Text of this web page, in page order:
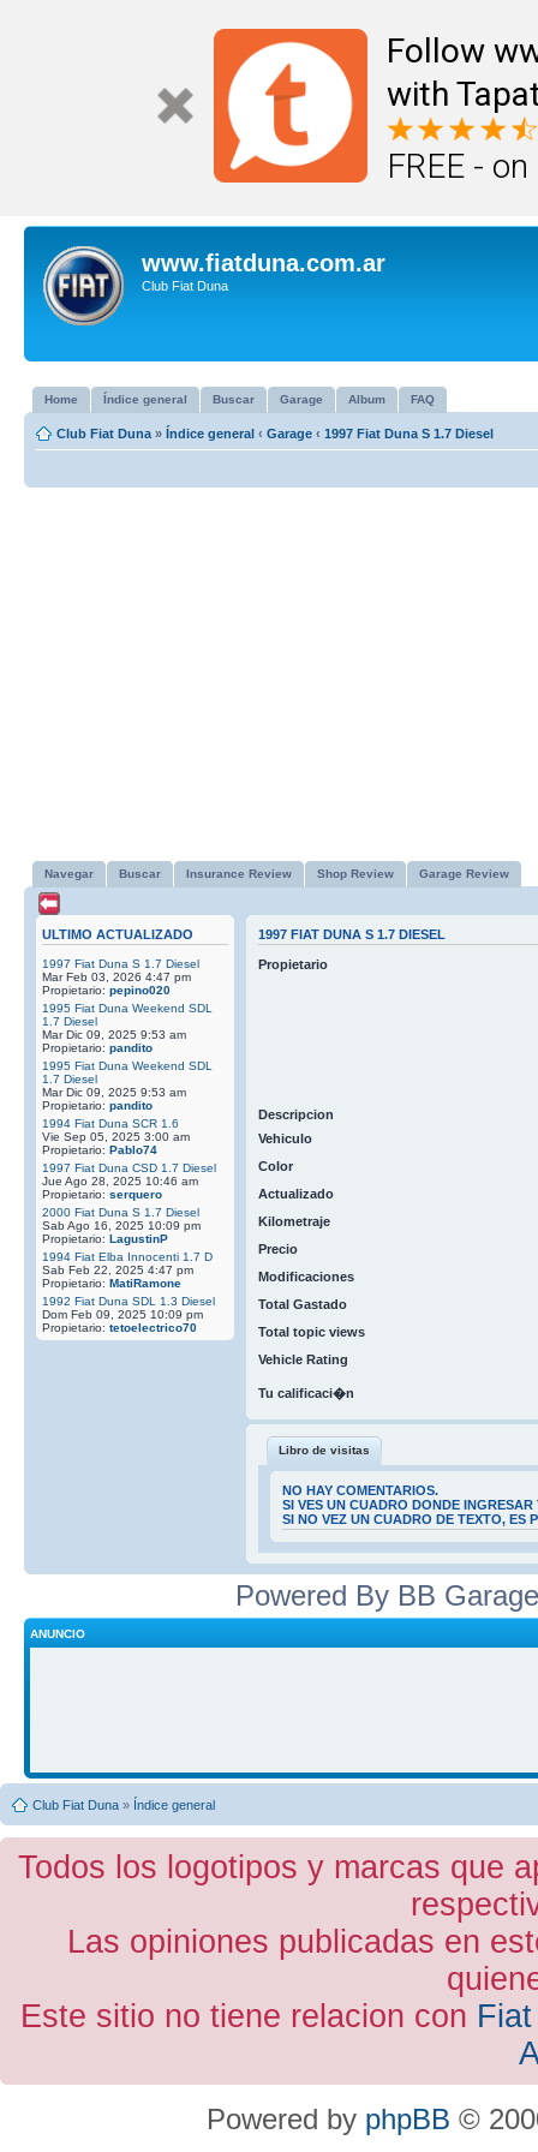
Follow
with
FREE -
www.fiatduna.com.ar
Club Fiat Duna
Home Índice general Buscar Garage Album FAQ
Club Fiat Duna » Índice general ‹ Garage ‹ 1997 Fiat Duna S 1.7 Diesel
Navegar Buscar Insurance Review Shop Review Garage Review
ULTIMO ACTUALIZADO
1997 Fiat Duna S 1.7 Diesel
Mar Feb 03, 2026 4:47 pm
Propietario: pepino020
1995 Fiat Duna Weekend SDL
1.7 Diesel
Mar Dic 09, 2025 9:53 am
Propietario: pandito
1995 Fiat Duna Weekend SDL
1.7 Diesel
Mar Dic 09, 2025 9:53 am
Propietario: pandito
1994 Fiat Duna SCR 1.6
Vie Sep 05, 2025 3:00 am
Propietario: Pablo74
1997 Fiat Duna CSD 1.7 Diesel
Jue Ago 28, 2025 10:46 am
Propietario: serquero
2000 Fiat Duna S 1.7 Diesel
Sab Ago 16, 2025 10:09 pm
Propietario: LagustinP
1994 Fiat Elba Innocenti 1.7 D
Sab Feb 22, 2025 4:47 pm
Propietario: MatiRamone
1992 Fiat Duna SDL 1.3 Diesel
Dom Feb 09, 2025 10:09 pm
Propietario: tetoelectrico70
1997 FIAT DUNA S 1.7 DIESEL
Propietario
Descripcion
Vehiculo
Color
Actualizado
Kilometraje
Precio
Modificaciones
Total Gastado
Total topic views
Vehicle Rating
Tu calificaci�n
Libro de visitas
NO HAY COMENTARIOS.
SI VES UN CUADRO DONDE
SI NO VEZ UN CUADRO DE TEXTO, ES
Powered By BB
ANUNCIO
Club Fiat Duna » Índice general
Todos los logotipos y marcas que
Las opiniones publicadas en
Este sitio no tiene relacion con
Powered by phpBB ©